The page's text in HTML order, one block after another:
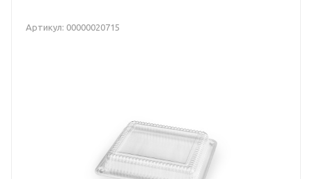
Артикул: 00000020715